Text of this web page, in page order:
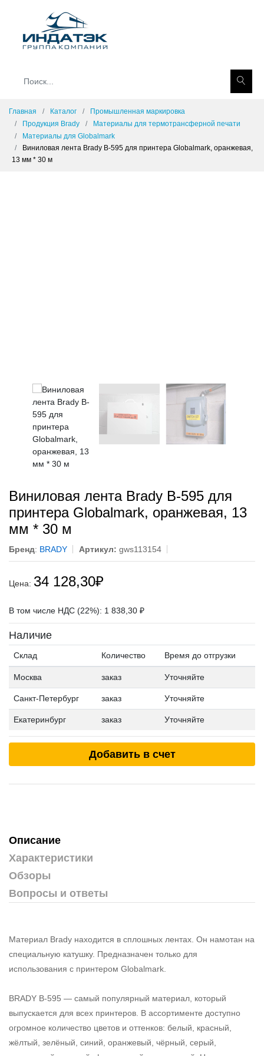
Главная Каталог
Промышленная маркировка
Продукция Brady
Материалы для термотрансферной печати
Материалы для Globalmark
Виниловая лента Brady B-595 для принтера Globalmark, оранжевая,
13 мм * 30 м
Виниловая лента Brady B-595 для
принтера Globalmark, оранжевая, 13
мм * 30 м
Бренд: BRADY Артикул: gws113154
Цена: 34 128,30₽
В том числе НДС (22%): 1 838,30 ₽
Наличие
Склад Количество Время до отгрузки
Москва заказ Уточняйте
Санкт-Петербург заказ Уточняйте
Екатеринбург заказ Уточняйте
Добавить в счет
Описание
Характеристики
Обзоры
Вопросы и ответы
Материал Brady находится в сплошных лентах. Он намотан на
специальную катушку. Предназначен только для
использования с принтером Globalmark.
BRADY B-595 — самый популярный материал, который
выпускается для всех принтеров. В ассортименте доступно
огромное количество цветов и оттенков: белый, красный,
жёлтый, зелёный, синий, оранжевый, чёрный, серый,